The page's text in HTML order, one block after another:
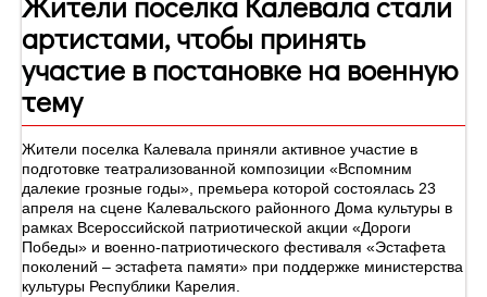
артистами, чтобы принять
участие в постановке на военную
тему
Жители поселка Калевала приняли активное участие в
подготовке театрализованной композиции «Вспомним
далекие грозные годы», премьера которой состоялась 23
апреля на сцене Калевальского районного Дома культуры в
рамках Всероссийской патриотической акции «Дороги
Победы» и военно-патриотического фестиваля «Эстафета
поколений – эстафета памяти» при поддержке министерства
культуры Республики Карелия.